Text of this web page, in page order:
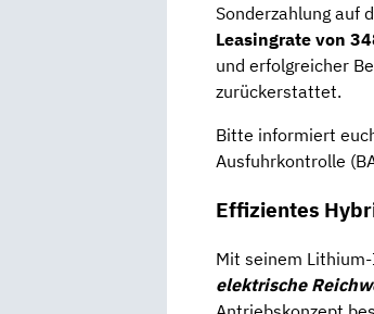
Sonderzahlung auf
Leasingrate von
und erfolgreicher
zurückerstattet.
Bitte informiert
Ausfuhrkontrolle
Effizientes
Mit seinem
elektrische